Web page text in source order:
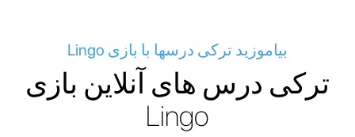
بیاموزید ترکی درسها با بازی Lingo
ترکی درس های آنلاین بازی
Lingo